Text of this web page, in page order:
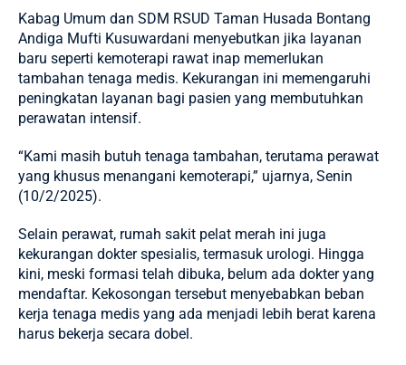
Kabag Umum dan SDM RSUD Taman Husada Bontang
Andiga Mufti Kusuwardani menyebutkan jika layanan
baru seperti kemoterapi rawat inap memerlukan
tambahan tenaga medis. Kekurangan ini memengaruhi
peningkatan layanan bagi pasien yang membutuhkan
perawatan intensif.
“Kami masih butuh tenaga tambahan, terutama perawat
yang khusus menangani kemoterapi,” ujarnya, Senin
(10/2/2025).
Selain perawat, rumah sakit pelat merah ini juga
kekurangan dokter spesialis, termasuk urologi. Hingga
kini, meski formasi telah dibuka, belum ada dokter yang
mendaftar. Kekosongan tersebut menyebabkan beban
kerja tenaga medis yang ada menjadi lebih berat karena
harus bekerja secara dobel.